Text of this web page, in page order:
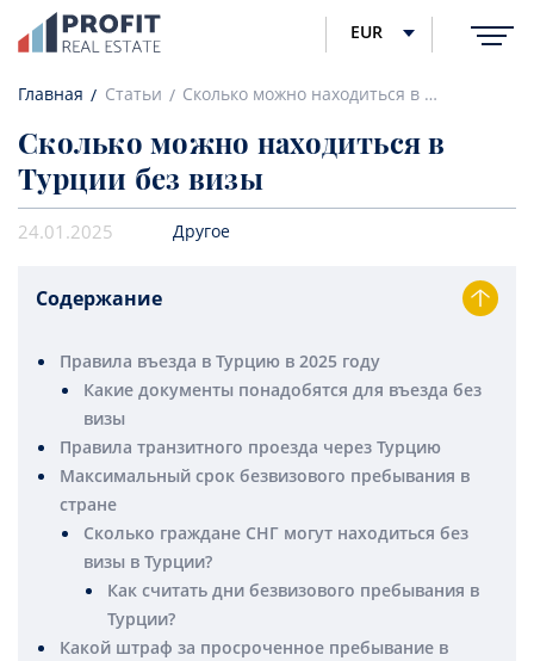
EUR
Главная Статьи Сколько можно находиться в Турции без визы
Сколько можно находиться в
Турции без визы
24.01.2025 Другое
Содержание
Правила въезда в Турцию в 2025 году
Какие документы понадобятся для въезда без
визы
Правила транзитного проезда через Турцию
Максимальный срок безвизового пребывания в
стране
Сколько граждане СНГ могут находиться без
визы в Турции?
Как считать дни безвизового пребывания в
Турции?
Какой штраф за просроченное пребывание в